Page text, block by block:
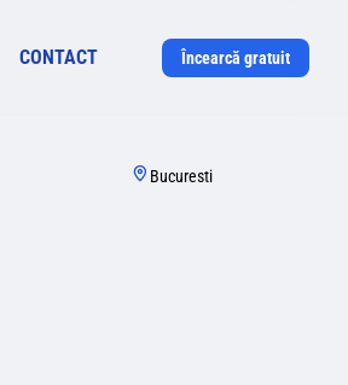
CONTACT Încearcă gratuit
Bucuresti